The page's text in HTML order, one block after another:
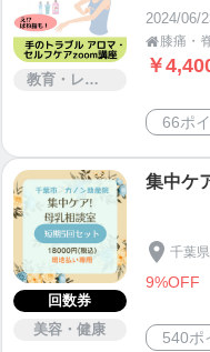
教育・レッスン・講習
2024/06/

￥
66ポ
回数券
美容・健康
集中ケ
千葉県
9%OFF
540ポ